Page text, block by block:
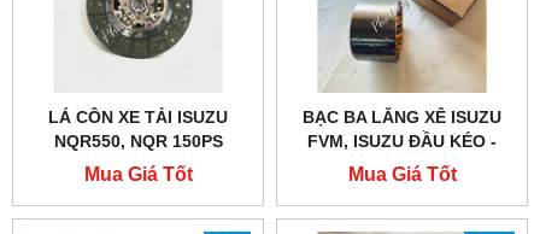
LÁ CÔN XE TẢI ISUZU
NQR550, NQR 150PS
CHÍNH HÃNG
Mua Giá Tốt
BẠC BA LĂNG XÊ ISUZU
FVM, ISUZU ĐẦU KÉO -
HÀNG ISUZU BEST VALUE
Mua Giá Tốt